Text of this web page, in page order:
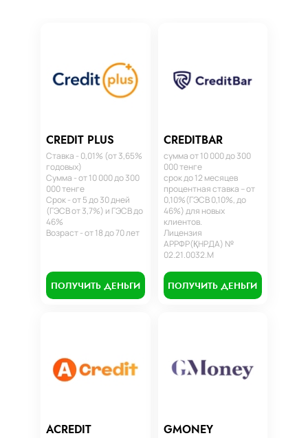
CREDIT PLUS
Ставка - 0,01% (от 3,65%
годовых)
Сумма - от 10 000 до 300
000 тенге
Срок - от 5 до 30 дней
(ГЭСВ от 3,7%) и ГЭСВ до
46%
Возраст - от 18 до 70 лет
ПОЛУЧИТЬ ДЕНЬГИ
CREDITBAR
сумма от 10 000 до 300
000 тенге
срок до 12 месяцев
процентная ставка – от
0,10%(ГЭСВ 0,10%, до
46%) для новых
клиентов.
Лицензия
АРРФР(ҚНРДА) №
02.21.0032.М
ПОЛУЧИТЬ ДЕНЬГИ
ACREDIT GMONEY